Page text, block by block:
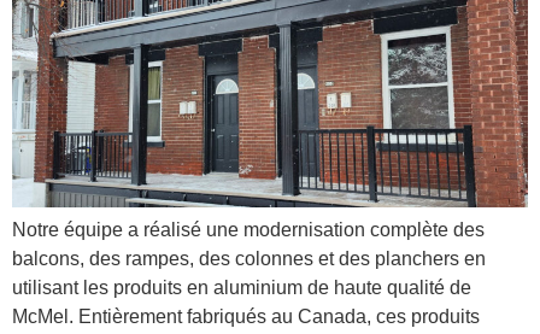
Notre équipe a réalisé une modernisation complète des
balcons, des rampes, des colonnes et des planchers en
utilisant les produits en aluminium de haute qualité de
McMel. Entièrement fabriqués au Canada, ces produits